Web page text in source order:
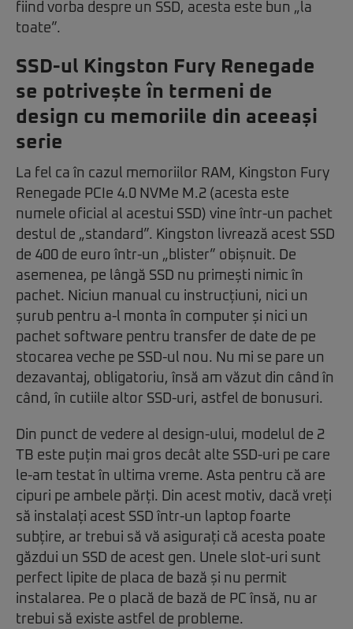
fiind vorba despre un SSD, acesta este bun „la
toate”.
SSD-ul Kingston Fury Renegade
se potrivește în termeni de
design cu memoriile din aceeași
serie
La fel ca în cazul memoriilor RAM, Kingston Fury
Renegade PCIe 4.0 NVMe M.2 (acesta este
numele oficial al acestui SSD) vine într-un pachet
destul de „standard”. Kingston livrează acest SSD
de 400 de euro într-un „blister” obișnuit. De
asemenea, pe lângă SSD nu primești nimic în
pachet. Niciun manual cu instrucțiuni, nici un
șurub pentru a-l monta în computer și nici un
pachet software pentru transfer de date de pe
stocarea veche pe SSD-ul nou. Nu mi se pare un
dezavantaj, obligatoriu, însă am văzut din când în
când, în cutiile altor SSD-uri, astfel de bonusuri.
Din punct de vedere al design-ului, modelul de 2
TB este puțin mai gros decât alte SSD-uri pe care
le-am testat în ultima vreme. Asta pentru că are
cipuri pe ambele părți. Din acest motiv, dacă vreți
să instalați acest SSD într-un laptop foarte
subțire, ar trebui să vă asigurați că acesta poate
găzdui un SSD de acest gen. Unele slot-uri sunt
perfect lipite de placa de bază și nu permit
instalarea. Pe o placă de bază de PC însă, nu ar
trebui să existe astfel de probleme.